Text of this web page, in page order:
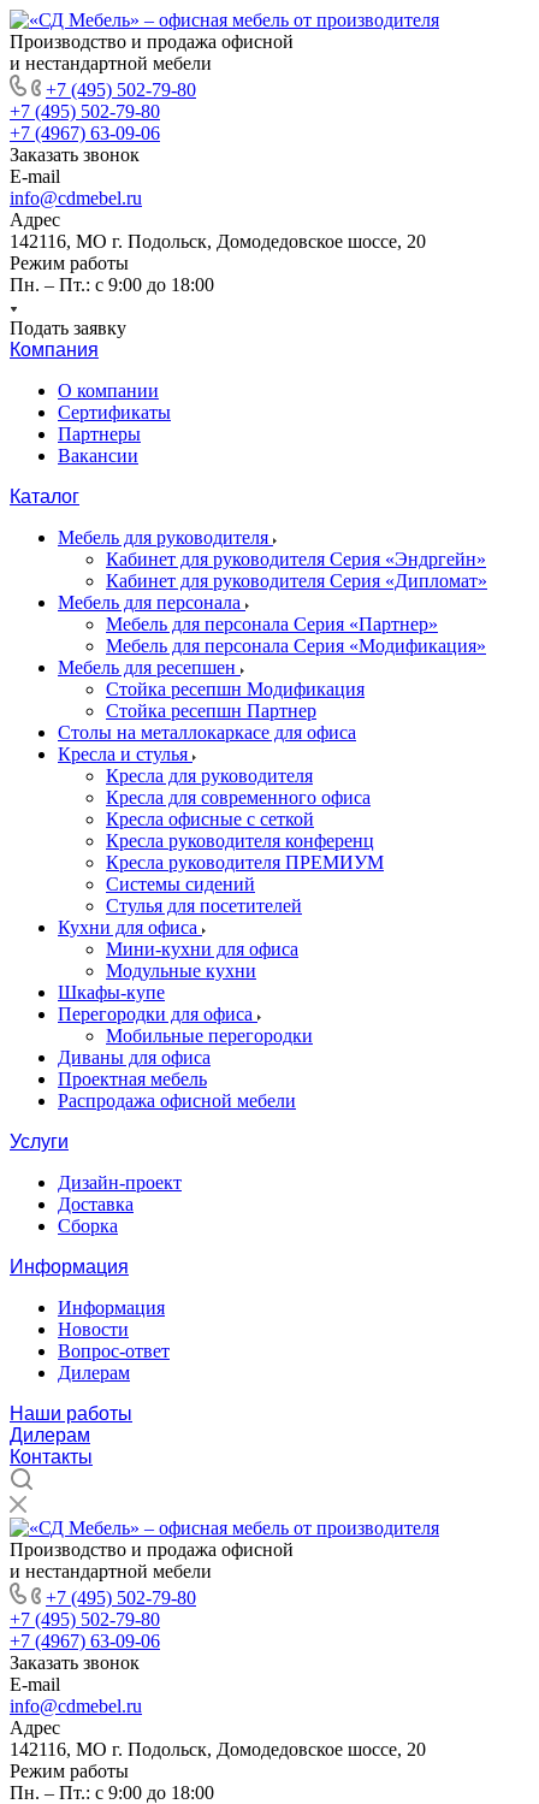
Производство и продажа офисной
и нестандартной мебели
+7 (495) 502-79-80
+7 (495) 502-79-80
+7 (4967) 63-09-06
Заказать звонок
E-mail
info@cdmebel.ru
Адрес
142116, МО г. Подольск, Домодедовское шоссе, 20
Режим работы
Пн. – Пт.: с 9:00 до 18:00
Подать заявку
Компания
О компании
Сертификаты
Партнеры
Вакансии
Каталог
Мебель для руководителя
Кабинет для руководителя Серия «Эндргейн»
Кабинет для руководителя Серия «Дипломат»
Мебель для персонала
Мебель для персонала Серия «Партнер»
Мебель для персонала Серия «Модификация»
Мебель для ресепшен
Стойка ресепшн Модификация
Стойка ресепшн Партнер
Столы на металлокаркасе для офиса
Кресла и стулья
Кресла для руководителя
Кресла для современного офиса
Кресла офисные с сеткой
Кресла руководителя конференц
Кресла руководителя ПРЕМИУМ
Системы сидений
Стулья для посетителей
Кухни для офиса
Мини-кухни для офиса
Модульные кухни
Шкафы-купе
Перегородки для офиса
Мобильные перегородки
Диваны для офиса
Проектная мебель
Распродажа офисной мебели
Услуги
Дизайн-проект
Доставка
Сборка
Информация
Информация
Новости
Вопрос-ответ
Дилерам
Наши работы
Дилерам
Контакты
Производство и продажа офисной
и нестандартной мебели
+7 (495) 502-79-80
+7 (495) 502-79-80
+7 (4967) 63-09-06
Заказать звонок
E-mail
info@cdmebel.ru
Адрес
142116, МО г. Подольск, Домодедовское шоссе, 20
Режим работы
Пн. – Пт.: с 9:00 до 18:00